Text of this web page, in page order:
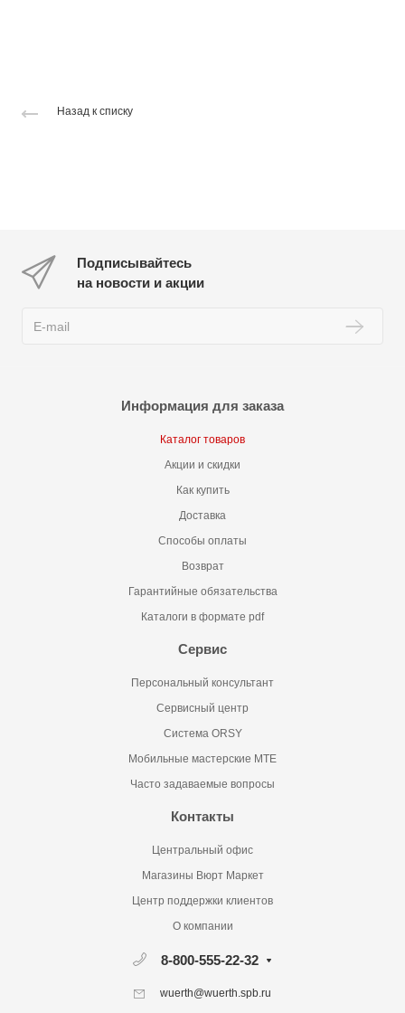
Назад к списку
Подписывайтесь
на новости и акции
Информация для заказа
Каталог товаров
Акции и скидки
Как купить
Доставка
Способы оплаты
Возврат
Гарантийные обязательства
Каталоги в формате pdf
Сервис
Персональный консультант
Сервисный центр
Система ORSY
Мобильные мастерские MTE
Часто задаваемые вопросы
Контакты
Центральный офис
Магазины Вюрт Маркет
Центр поддержки клиентов
О компании
8-800-555-22-32
wuerth@wuerth.spb.ru